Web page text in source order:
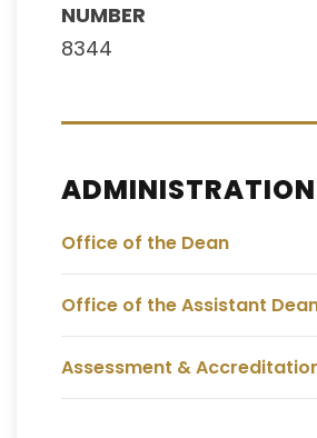
NUMBER
8344
ADMINISTRATION
Office of the Dean
Office of the Assistant
Assessment &